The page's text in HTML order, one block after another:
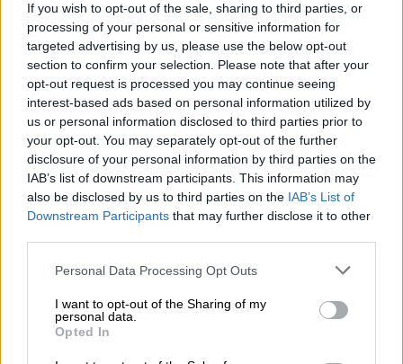
If you wish to opt-out of the sale, sharing to third parties, or
processing of your personal or sensitive information for
targeted advertising by us, please use the below opt-out
section to confirm your selection. Please note that after your
opt-out request is processed you may continue seeing
interest-based ads based on personal information utilized by
us or personal information disclosed to third parties prior to
your opt-out. You may separately opt-out of the further
disclosure of your personal information by third parties on the
IAB’s list of downstream participants. This information may
also be disclosed by us to third parties on the IAB’s List of
Downstream Participants that may further disclose it to other
Please note that this website/app uses one or more Google
not limited to your visit or usage behaviour. You may click to
grant or deny consent to Google and its third-party tags to
use your data for below specified purposes in below Google
consent section.
Personal Data Processing Opt Outs
I want to opt-out of the Sharing of my
personal data.
Opted In
διαρκούν συνήθως 4 χρόνια, είπε πως: «Αυτή
τη στιγμή είμαι στο πρόγραμμα Νέων
Αγροτών καιθα συνεχίσω να είμαιγια άλλα 3
χρόνια. Έχω πλέον μηδενικό εισόδημα και
δεν μπορώ να δουλέψω πουθενά, γιατί πολύ
απλάδεν μπορώ να ασφαλιστώπουθενά».
«Είμαι χρεωμένος. Με παίρνειτηλέφωνο η
τράπεζα να πληρώσω τα δάνειακι εγώδεν
έχω ούτε ένα ευρώ. Και δεν είναι μόνο η
τράπεζα, έχωλογαριασμούς ρεύματος,
ανθρώπους από τους οποίους
νοίκιαζα
Όλοι αυτοίζητάνε να πληρωθούν και με το
δίκιο τους, εμένα θα περιμένουν; Πώς όμως